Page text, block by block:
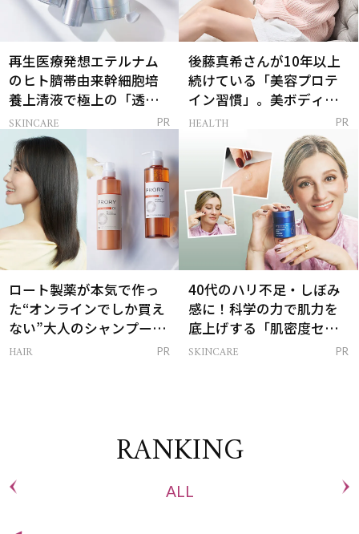
再生医療発想エテルナム
のヒト臍帯由来幹細胞培
養上清液で極上の「透明
感ハリ肌」へ
SKINCARE PR
後藤真希さんが10年以上
続けている「美容プロテ
イン習慣」。美ボディを
支える朝ルーティンと
HEALTH PR
ロート製薬が本気で作っ
た“オンラインでしか買え
ない”大人のシャンプー＆
トリートメントって？
HAIR PR
40代のハリ不足・しぼみ
感に！科学の力で肌力を
底上げする「肌密度セラ
ム」
SKINCARE PR
RANKING
ALL